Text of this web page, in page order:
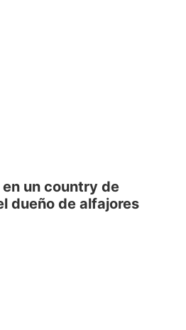
un country de
dueño de alfajores